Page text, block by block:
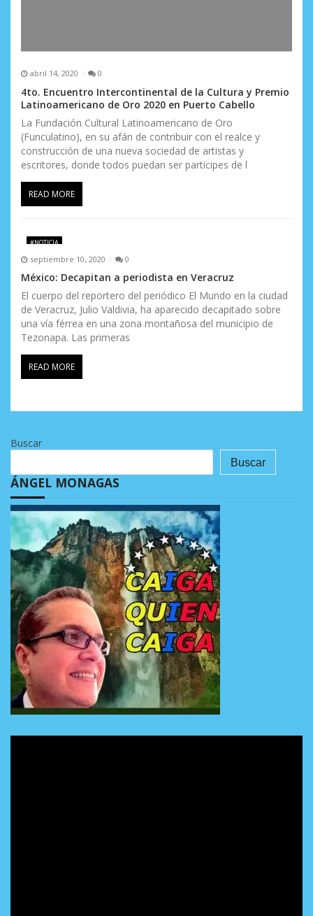
abril 14, 2020 0
4to. Encuentro Intercontinental de la Cultura y Premio
Latinoamericano de Oro 2020 en Puerto Cabello
La Fundación Cultural Latinoamericano de Oro
(Funculatino), en su afán de contribuir con el realce y
construcción de una nueva sociedad de artistas y
escritores, donde todos puedan ser partícipes de l
READ MORE
#NOTICIA
septiembre 10, 2020 0
México: Decapitan a periodista en Veracruz
El cuerpo del reportero del periódico El Mundo en la ciudad
de Veracruz, Julio Valdivia, ha aparecido decapitado sobre
una vía férrea en una zona montañosa del municipio de
Tezonapa. Las primeras
READ MORE
Buscar
Buscar
ÁNGEL MONAGAS